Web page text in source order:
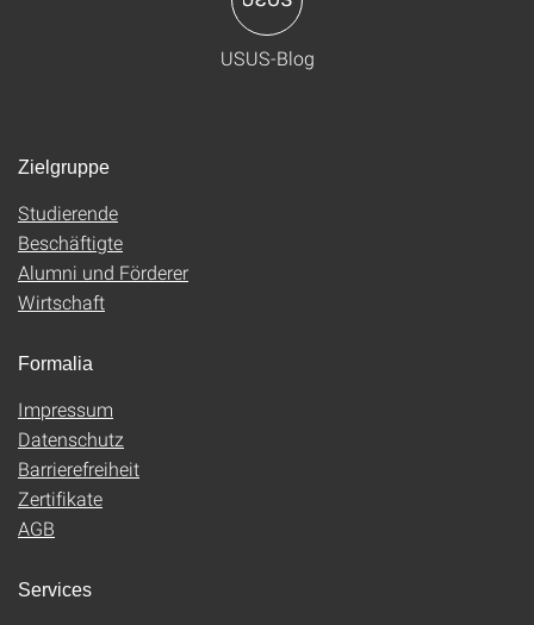
USUS-Blog
Zielgruppe
Studierende
Beschäftigte
Alumni und Förderer
Wirtschaft
Formalia
Impressum
Datenschutz
Barrierefreiheit
Zertifikate
AGB
Services